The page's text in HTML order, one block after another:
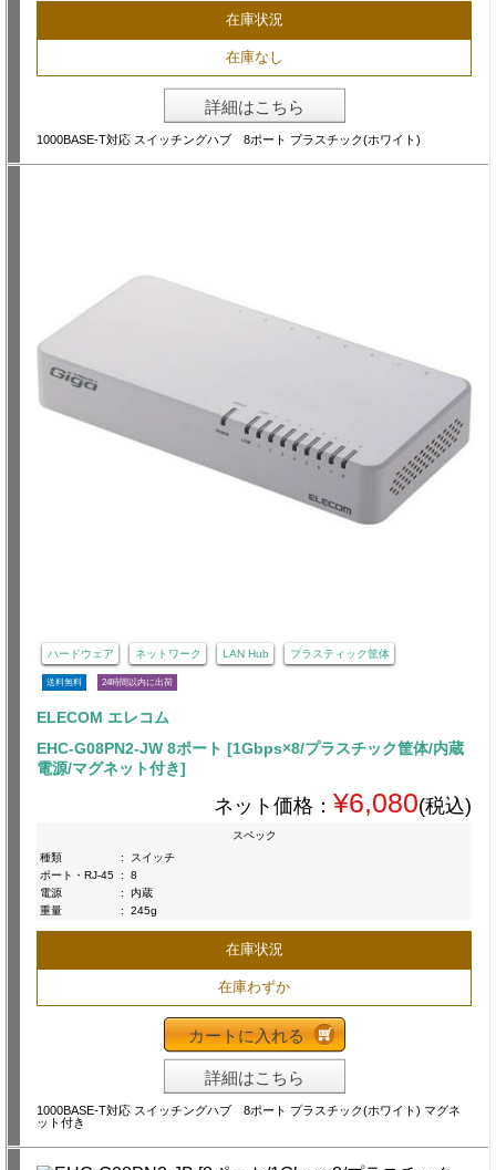
在庫状況
在庫なし
詳細はこちら
1000BASE-T対応 スイッチングハブ 8ポート プラスチック(ホワイト)
ハードウェア ネットワーク LAN Hub プラスティック筐体
送料無料 24時間以内に出荷
ELECOM エレコム
EHC-G08PN2-JW 8ポート [1Gbps×8/プラスチック筐体/内蔵
電源/マグネット付き]
ネット価格： ¥6,080(税込)
スペック
種類
:
スイッチ
ポート・RJ-45 :
8
電源
:
内蔵
重量
: 245g
在庫状況
在庫わずか
カートに入れる
詳細はこちら
1000BASE-T対応 スイッチングハブ 8ポート プラスチック(ホワイト) マグネ
ット付き